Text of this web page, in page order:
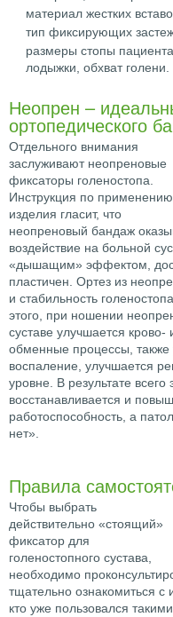
материал жестких
тип фиксирующих
размеры стопы
лодыжки, обхват голени.
Неопрен –
ортопедического
Отдельного внимания
заслуживают неопреновые
фиксаторы голеностопа.
Инструкция по применению
изделия гласит, что
неопреновый бандаж
воздействие на больной
«дышащим» эффектом,
пластичен. Ортез из
и стабильность
этого, при ношении
суставе улучшается
обменные процессы, также
воспаление, улучшается
уровне. В результате всего
восстанавливается и
работоспособность, а
нет».
Правила
Чтобы выбрать
действительно «стоящий»
фиксатор для
голеностопного сустава,
необходимо
тщательно ознакомиться с
кто уже пользовался